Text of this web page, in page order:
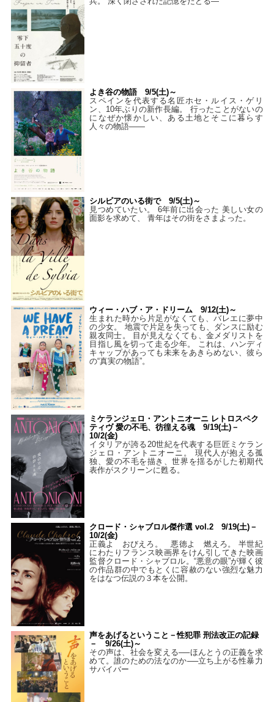
よき谷の物語 9/5(土)～
スペインを代表する名匠ホセ・ルイス・ゲリ
ン、10年ぶりの新作長編。 行ったことがないの
になぜか懐かしい、ある土地とそこに暮らす
人々の物語――
シルビアのいる街で 9/5(土)～
見つめていたい。 6年前に出会った 美しい女の
面影を求めて、 青年はその街をさまよった。
ウィー・ハブ・ア・ドリーム 9/12(土)～
生まれた時から片足がなくても、バレエに夢中
の少女。 地震で片足を失っても、ダンスに励む
親友同士。 目が見えなくても、金メダリストを
目指し風を切って走る少年。 これは、ハンディ
キャップがあっても未来をあきらめない、彼ら
の“真実の物語”。
ミケランジェロ・アントニオーニ レトロスペク
ティヴ 愛の不毛、彷徨える魂 9/19(土)－
10/2(金)
イタリアが誇る20世紀を代表する巨匠ミケラン
ジェロ・アントニオーニ。 現代人が抱える孤
独、愛の不毛を描き、世界を揺るがした初期代
表作がスクリーンに甦る。
クロード・シャブロル傑作選 vol.2 9/19(土)－
10/2(金)
正義よ おびえろ。 悪徳よ 燃えろ。 半世紀
にわたりフランス映画界をけん引してきた映画
監督クロード・シャブロル。“悪意の眼”が輝く彼
の作品群の中でもとくに容赦のない強烈な魅力
をはなつ伝説の３本を公開。
声をあげるということ－性犯罪 刑法改正の記録
－ 9/26(土)～
その声は、社会を変える──ほんとうの正義を求
めて。誰のための法なのか──立ち上がる性暴力
サバイバー